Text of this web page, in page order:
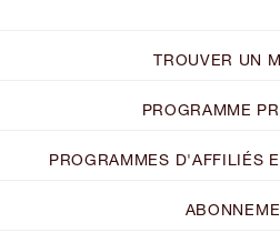
TROUVER UN
PROGRAMME
PROGRAMMES D'AFFILIÉS